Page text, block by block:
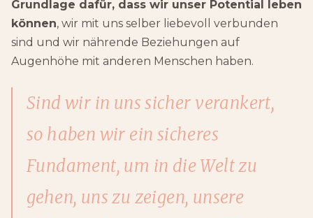
Grundlage dafür, dass wir unser Potential leben
können, wir mit uns selber liebevoll verbunden
sind und wir nährende Beziehungen auf
Augenhöhe mit anderen Menschen haben.
Sind wir in uns sicher verankert,
so haben wir ein sicheres
Fundament, um in die Welt zu
gehen, uns zu zeigen, unsere